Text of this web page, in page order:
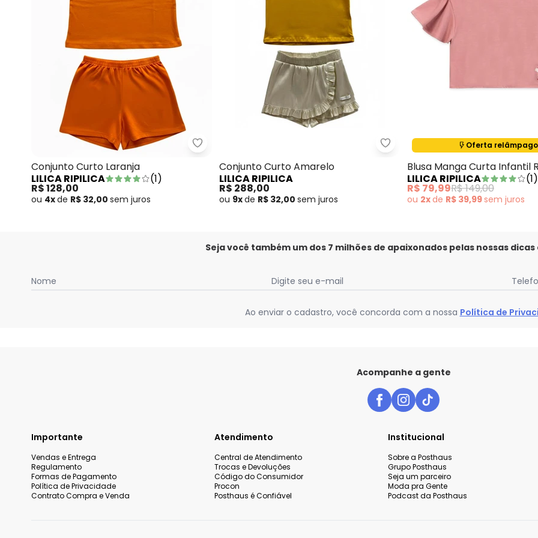
Lilica Ripilica - Conjunto Curto Laranja
Conjunto Curto Laranja
LILICA RIPILICA
(1)
R$ 128,00
ou 4xde R$ 32,00 sem juros
Lilica Ripilica - Conjunto Curto
Conjunto Curto Amarelo
LILICA RIPILICA
R$ 288,00
ou 9xde R$ 32,00 sem juros
Oferta relâmpago
Termina em:10:30:18
Blusa Manga Curta Infantil
LILICA RIPILICA
(1)
R$ 79,99R$ 149,00
ou 2xde R$ 39,99sem juros
Seja você também um dos 7 milhões de apaixonados pelas nossas
Nome Digite seu e-mail
Ao enviar o cadastro, você concorda com a nossa Política de
Acompanhe a gente
Importante
Vendas e Entrega
Regulamento
Formas de Pagamento
Política de Privacidade
Contrato Compra e Venda
Atendimento
Central de Atendimento
Trocas e Devoluções
Código do Consumidor
Procon
Posthaus é Confiável
Institucional
Sobre a Posthaus
Grupo Posthaus
Seja um parceiro
Moda pra Gente
Podcast da Posthaus